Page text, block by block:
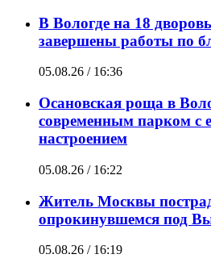
В Вологде на 18
завершены работы по
05.08.26 / 16:36
Осановская роща в
современным парком с
настроением
05.08.26 / 16:22
Житель Москвы
опрокинувшемся под
05.08.26 / 16:19